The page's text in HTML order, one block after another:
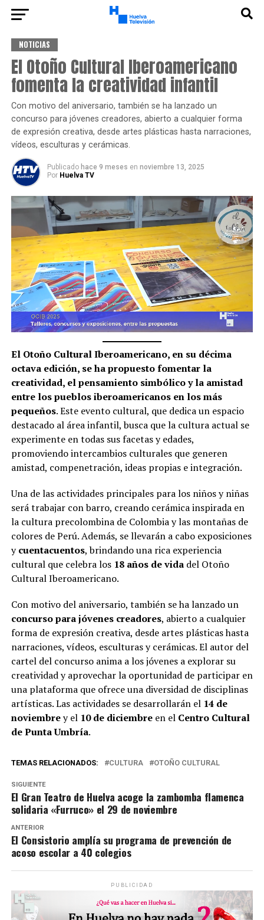
NOTICIAS
El Otoño Cultural Iberoamericano
fomenta la creatividad infantil
Con motivo del aniversario, también se ha lanzado un
concurso para jóvenes creadores, abierto a cualquier forma
de expresión creativa, desde artes plásticas hasta narraciones,
vídeos, esculturas y cerámicas.
Publicado hace 9 meses en noviembre 13, 2025
Por Huelva TV
El Otoño Cultural Iberoamericano, en su décima
octava edición, se ha propuesto fomentar la
creatividad, el pensamiento simbólico y la amistad
entre los pueblos iberoamericanos en los más
pequeños. Este evento cultural, que dedica un espacio
destacado al área infantil, busca que la cultura actual se
experimente en todas sus facetas y edades,
promoviendo intercambios culturales que generen
amistad, compenetración, ideas propias e integración.
Una de las actividades principales para los niños y niñas
será trabajar con barro, creando cerámica inspirada en
la cultura precolombina de Colombia y las montañas de
colores de Perú. Además, se llevarán a cabo exposiciones
ycuentacuentos, brindando una rica experiencia
cultural que celebra los 18 años de vidadel Otoño
Cultural Iberoamericano.
Con motivo del aniversario, también se ha lanzado un
concurso para jóvenes creadores, abierto a cualquier
forma de expresión creativa, desde artes plásticas hasta
narraciones, vídeos, esculturas y cerámicas. El autor del
cartel del concurso anima a los jóvenes a explorar su
creatividad y aprovechar la oportunidad de participar en
una plataforma que ofrece una diversidad de disciplinas
artísticas. Las actividades se desarrollarán el 14 de
noviembrey el 10 de diciembreen el Centro Cultural
de Punta Umbría.
TEMAS RELACIONADOS: CULTURA OTOÑO CULTURAL
SIGUIENTE
El Gran Teatro de Huelva acoge la zambomba flamenca
solidaria «Furruco» el 29 de noviembre
ANTERIOR
El Consistorio amplía su programa de prevención de
acoso escolar a 40 colegios
PUBLICIDAD